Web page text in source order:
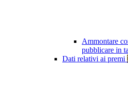
Ammontare
pubblicare in
Dati relativi ai premi